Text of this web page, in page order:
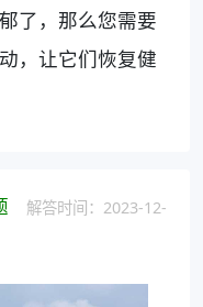
了，那么您需要
，让它们恢复健
解答时间：2023-12-